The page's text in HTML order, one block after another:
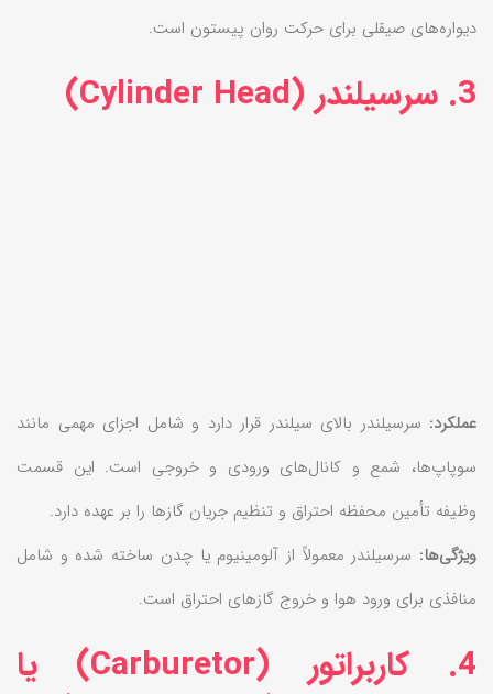
دیواره‌های صیقلی برای حرکت روان پیستون است.
3. سرسیلندر (Cylinder Head)
عملکرد: سرسیلندر بالای سیلندر قرار دارد و شامل اجزای مهمی مانند
سوپاپ‌ها، شمع و کانال‌های ورودی و خروجی است. این قسمت
وظیفه تأمین محفظه احتراق و تنظیم جریان گازها را بر عهده دارد.
ویژگی‌ها: سرسیلندر معمولاً از آلومینیوم یا چدن ساخته شده و شامل
منافذی برای ورود هوا و خروج گازهای احتراق است.
4. کاربراتور (Carburetor) یا